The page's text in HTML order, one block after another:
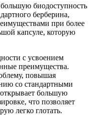
биодоступность
берберина,
при более
капсуле, которую
с усвоением
преимущества.
повышая
со стандартными
большую
что позволяет
легко глотать.